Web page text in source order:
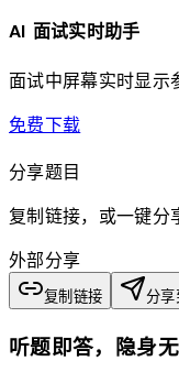
AI 面试实时助手
面试中屏幕实时显示
免费下载download
分享题目
复制链接，或一键分
外部分享
复制链接 分享
听题即答，隐身